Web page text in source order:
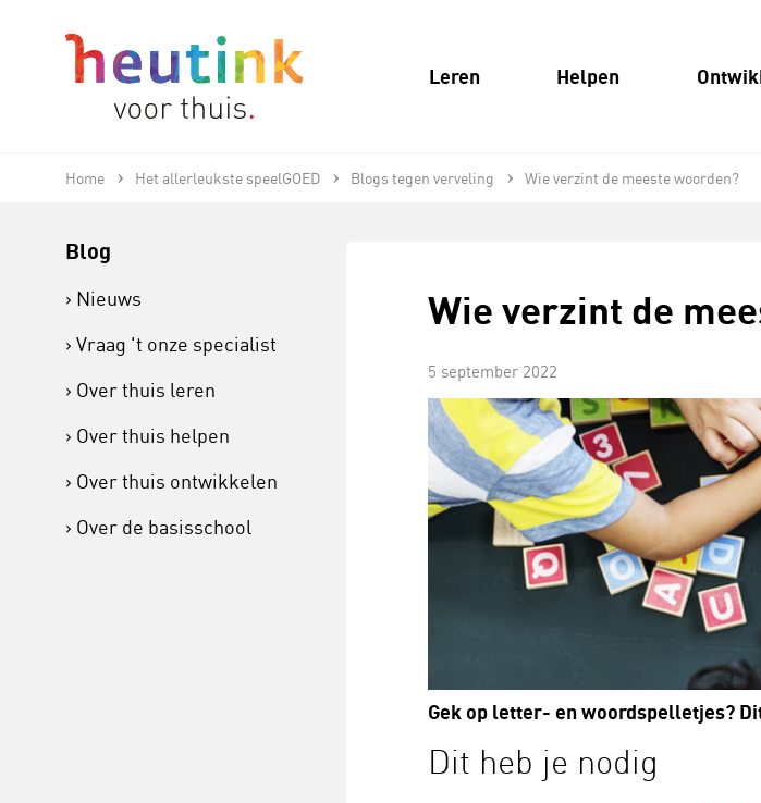
Leren Helpen
Home Het allerleukste speelGOED Blogs tegen verveling Wie verzint de meeste woorden?
Blog
Nieuws
Vraag 't onze specialist
Over thuis leren
Over thuis helpen
Over thuis ontwikkelen
Over de basisschool
Wie verzint de
5 september 2022
Gek op letter- en woordspelletjes?
Dit heb je nodig